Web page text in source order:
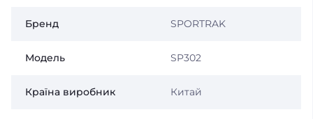
Бренд SPORTRAK
Модель SP302
Країна виробник Китай